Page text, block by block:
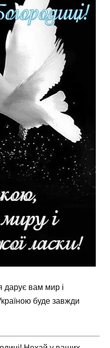
дарує вам мир і
буде завжди